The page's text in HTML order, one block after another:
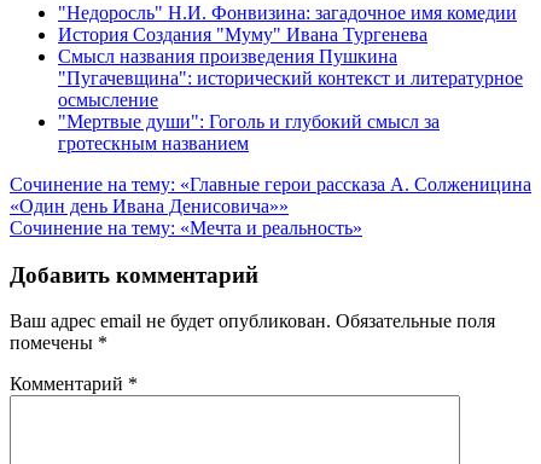
"Недоросль" Н.И. Фонвизина: загадочное имя комедии
История Создания "Муму" Ивана Тургенева
Смысл названия произведения Пушкина
"Пугачевщина": исторический контекст и литературное
осмысление
"Мертвые души": Гоголь и глубокий смысл за
гротескным названием
Навигация
по
Сочинение на тему: «Главные герои рассказа А. Солженицина
«Один день Ивана Денисовича»»
Сочинение на тему: «Мечта и реальность»
Добавить комментарий
Ваш адрес email не будет опубликован. Обязательные поля
помечены *
Комментарий *